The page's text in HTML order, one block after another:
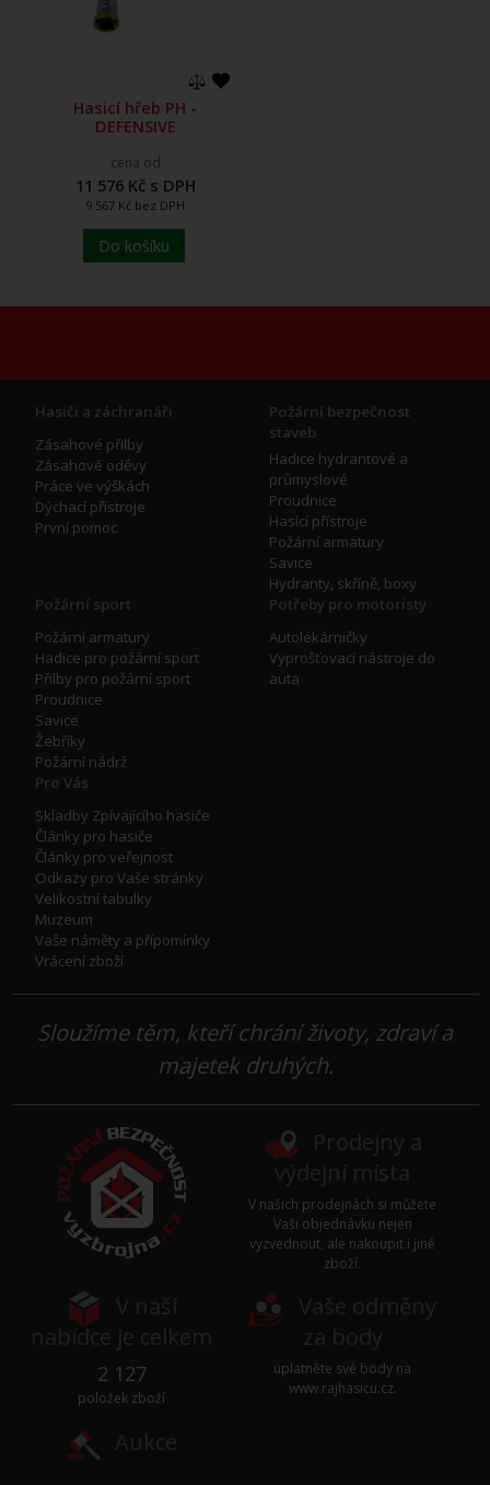
Hasicí hřeb PH -
DEFENSIVE
cena od
11 576 Kč s DPH
9 567 Kč bez DPH
Do košíku
Hasiči a záchranáři
Zásahové přilby
Zásahové oděvy
Práce ve výškách
Dýchací přístroje
První pomoc
Požární bezpečnost
staveb
Hadice hydrantové a
průmyslové
Proudnice
Hasící přístroje
Požární armatury
Savice
Hydranty, skříně, boxy
Požární sport
Požární armatury
Hadice pro požární sport
Přilby pro požární sport
Proudnice
Savice
Žebříky
Požární nádrž
Potřeby pro motoristy
Autolékárničky
Vyprošťovací nástroje do
auta
Pro Vás
Skladby Zpívajícího hasiče
Články pro hasiče
Články pro veřejnost
Odkazy pro Vaše stránky
Velikostní tabulky
Muzeum
Vaše náměty a přípomínky
Vrácení zboží
Sloužíme těm, kteří chrání životy, zdraví a
majetek druhých.
V našich prodejnách si můžete
Vaši objednávku nejen
vyzvednout, ale nakoupit i jiné
zboží.
2 127
položek zboží
uplatněte své body na
www.rajhasicu.cz.